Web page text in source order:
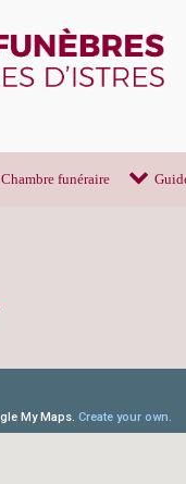
Chambre funéraire